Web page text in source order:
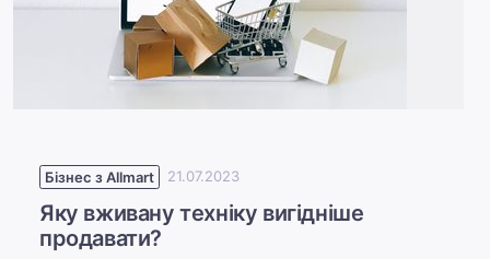
Бізнес з Allmart 21.07.2023
Яку вживану техніку вигідніше
продавати?